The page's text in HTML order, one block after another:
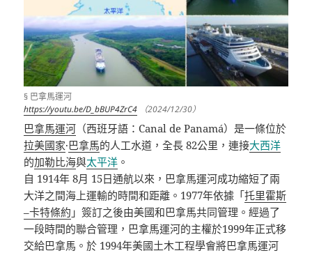
§ 巴拿馬運河
https://youtu.be/D_bBUP4ZrC4 （2024/12/30）
巴拿馬運河 （西班牙語：Canal de Panamá）是一條位於
拉美國家·巴拿馬的人工水道，全長 82公里，連接大西洋
的加勒比海與太平洋 。
自 1914年 8月 15日通航以來，巴拿馬運河成功縮短了兩
大洋之間海上運輸的時間和距離。 1977年依據「托里霍斯
–卡特條約 」簽訂之後由美國和巴拿馬共同管理。經過了
一段時間的聯合管理，巴拿馬運河的主權於1999年正式移
交給巴拿馬。於 1994年美國土木工程學會將巴拿馬運河